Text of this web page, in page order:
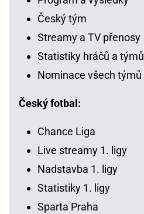
Český tým
Streamy a TV přenosy
Statistiky hráčů a týmů
Nominace všech týmů
Český fotbal:
Chance Liga
Live streamy 1. ligy
Nadstavba 1. ligy
Statistiky 1. ligy
Sparta Praha